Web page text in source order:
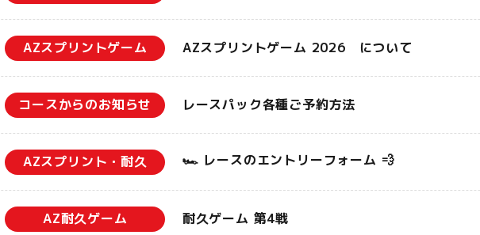
AZスプリントゲーム AZスプリントゲーム 2026 について
コースからのお知らせ レースパック各種ご予約方法
AZスプリント・耐久 🏎️ レースのエントリーフォーム 💨
AZ耐久ゲーム 耐久ゲーム 第4戦